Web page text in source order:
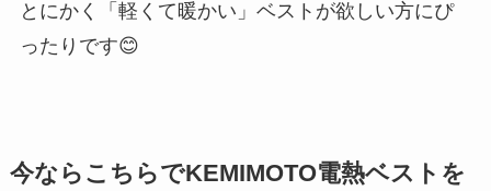
とにかく「軽くて暖かい」ベストが欲しい方にぴ
ったりです😊
今ならこちらでKEMIMOTO電熱ベストを